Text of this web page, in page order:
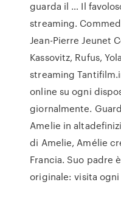
guarda il … Il
streaming.
Jean-Pierre Jeunet
Kassovitz, Rufus,
streaming
online su ogni
giornalmente.
Amelie in
di Amelie, Amélie
Francia. Suo padre
originale: visita